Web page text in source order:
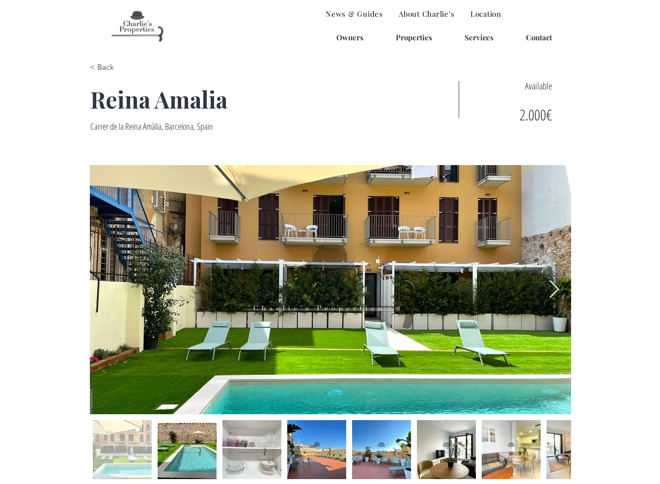
News & Guides About Charlie's Location
Owners Properties Services Contact
< Back
Reina Amalia
Carrer de la Reina Amàlia, Barcelona, Spain
Available
2.000€